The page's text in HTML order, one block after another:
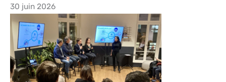
30 juin 2026